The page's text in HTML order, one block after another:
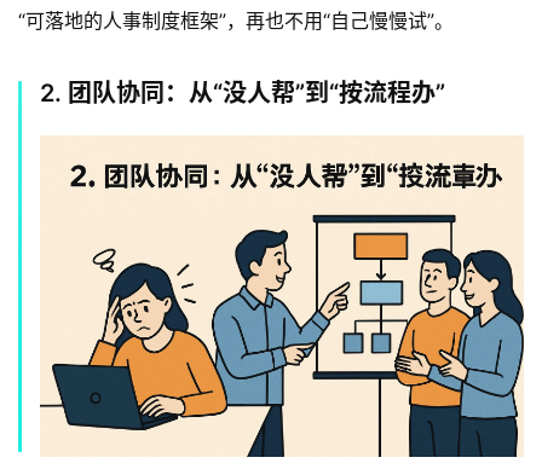
“可落地的人事制度框架”，再也不用“自己慢慢试”。
2. 团队协同：从“没人帮”到“按流程办”